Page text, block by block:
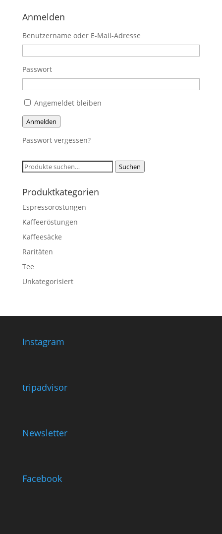
Anmelden
Benutzername oder E-Mail-Adresse
Passwort
Angemeldet bleiben
Anmelden
Passwort vergessen?
Suche
Suchen
Produktkategorien
Espressoröstungen
Kaffeeröstungen
Kaffeesäcke
Raritäten
Tee
Unkategorisiert
Instagram
tripadvisor
Newsletter
Facebook